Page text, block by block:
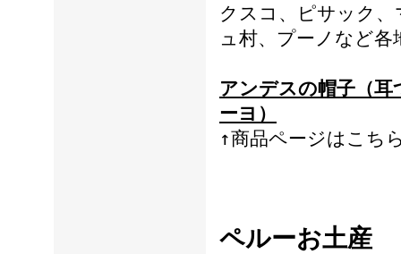
クスコ、ピサック
ュ村、プーノなど各
アンデスの帽子（耳
ーヨ）
↑商品ページはこち
ペルーお土産